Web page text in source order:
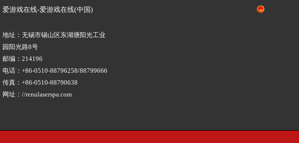
爱游戏在线-爱游戏在线(中国)
地址：无锡市锡山区东湖塘阳光工业
园阳光路8号
邮编：214196
电话：+86-0510-88796258/88799666
传真：+86-0510-88790638
网址：//renulaserspa.com